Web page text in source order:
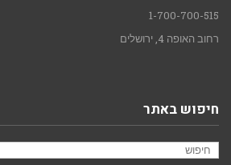
1-700-700-515
רחוב האופה 4, ירושלים
חיפוש באתר